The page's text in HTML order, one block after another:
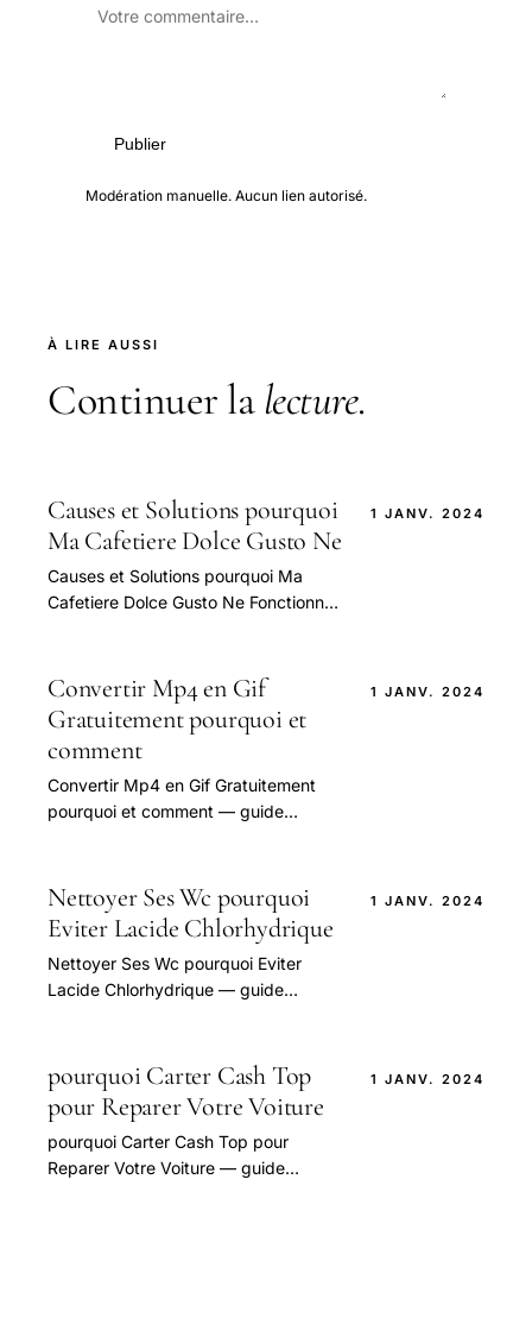
Publier
Modération manuelle. Aucun lien autorisé.
À LIRE AUSSI
Continuer la lecture.
Causes et Solutions pourquoi
Ma Cafetiere Dolce Gusto Ne
Causes et Solutions pourquoi Ma
Cafetiere Dolce Gusto Ne Fonctionne
question.
1 JANV. 2024
Convertir Mp4 en Gif
Gratuitement pourquoi et
comment
Convertir Mp4 en Gif Gratuitement
pourquoi et comment — guide
1 JANV. 2024
Nettoyer Ses Wc pourquoi
Eviter Lacide Chlorhydrique
Nettoyer Ses Wc pourquoi Eviter
Lacide Chlorhydrique — guide
1 JANV. 2024
pourquoi Carter Cash Top
pour Reparer Votre Voiture
pourquoi Carter Cash Top pour
Reparer Votre Voiture — guide
1 JANV. 2024